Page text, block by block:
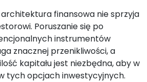
finansowa nie sprzyja
Poruszanie się po
instrumentów
znacznej przenikliwości, a
kapitału jest niezbędna, aby w
tych opcjach inwestycyjnych.